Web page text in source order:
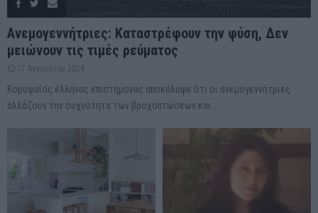
Ανεμογεννήτριες: Καταστρέφουν την φύση, Δεν
μειώνουν τις τιμές ρεύματος
17 Αυγούστου 2024
Κορυφαίος έλληνας επιστήμονας αποκάλυψε ότι οι ανεμογεννήτριες
αλλάζουν την συχνότητα των βροχοπτώσεων και...